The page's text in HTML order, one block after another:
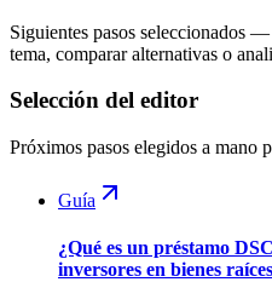
Siguientes pasos seleccionados
tema, comparar alternativas o
Selección del editor
Próximos pasos elegidos a mano
Guía
¿Qué es un préstamo
inversores en bienes raíces